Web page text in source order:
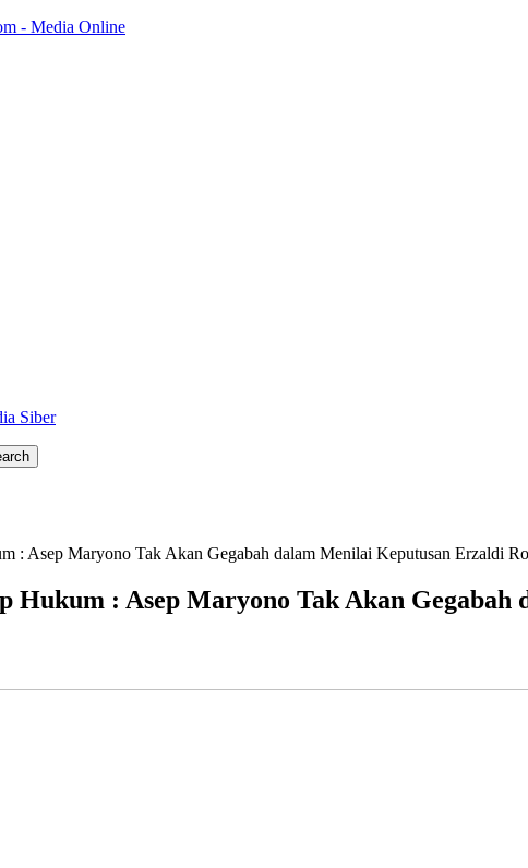
- Media Online
Siber
: Asep Maryono Tak Akan Gegabah dalam Menilai Keputusan Erzaldi
Hukum : Asep Maryono Tak Akan Gegabah